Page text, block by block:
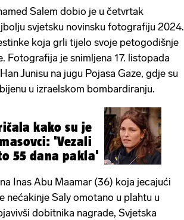
Salem dobio je u četvrtak
svjetsku novinsku fotografiju 2024.
koja grli tijelo svoje petogodišnje
Fotografija je snimljena 17. listopada
Junisu na jugu Pojasa Gaze, gdje su
u izraelskom bombardiranju.
kako su je
'Vezali
55 dana pakla'
Inas Abu Maamar (36) koja jecajući
nećakinje Saly omotano u plahtu u
dobitnika nagrade, Svjetska